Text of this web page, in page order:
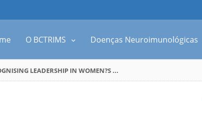
O BCTRIMS Doenças Neuroimunológicas
LEADERSHIP IN WOMEN?S ...